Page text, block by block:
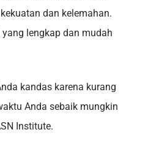
dan kelemahan.
lengkap dan mudah
kandas karena kurang
Anda sebaik mungkin
Institute.